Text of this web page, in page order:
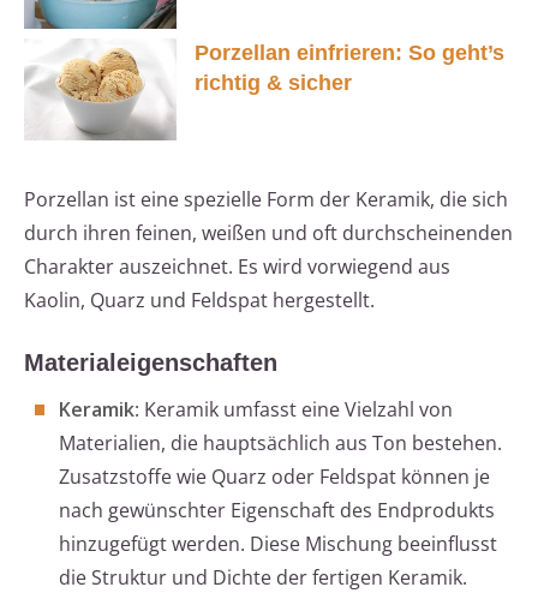
Porzellan einfrieren: So geht’s
richtig & sicher
Porzellan ist eine spezielle Form der Keramik, die sich
durch ihren feinen, weißen und oft durchscheinenden
Charakter auszeichnet. Es wird vorwiegend aus
Kaolin, Quarz und Feldspat hergestellt.
Materialeigenschaften
Keramik: Keramik umfasst eine Vielzahl von
Materialien, die hauptsächlich aus Ton bestehen.
Zusatzstoffe wie Quarz oder Feldspat können je
nach gewünschter Eigenschaft des Endprodukts
hinzugefügt werden. Diese Mischung beeinflusst
die Struktur und Dichte der fertigen Keramik.